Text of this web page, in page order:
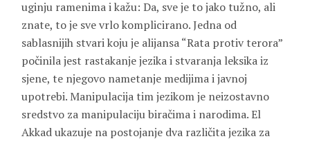
uginju ramenima i kažu: Da, sve je to jako tužno, ali
znate, to je sve vrlo komplicirano. Jedna od
sablasnijih stvari koju je alijansa “Rata protiv terora”
počinila jest rastakanje jezika i stvaranja leksika iz
sjene, te njegovo nametanje medijima i javnoj
upotrebi. Manipulacija tim jezikom je neizostavno
sredstvo za manipulaciju biračima i narodima. El
Akkad ukazuje na postojanje dva različita jezika za